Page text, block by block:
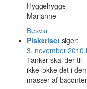
Hyggehygge
Marianne
Besvar
Piskeriset siger:
3. november 2010
Tanker skal der til
ikke lokke det i
masser af